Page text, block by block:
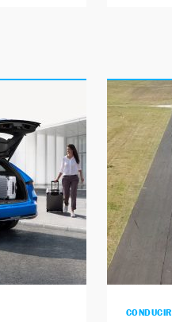
CONDUCIR